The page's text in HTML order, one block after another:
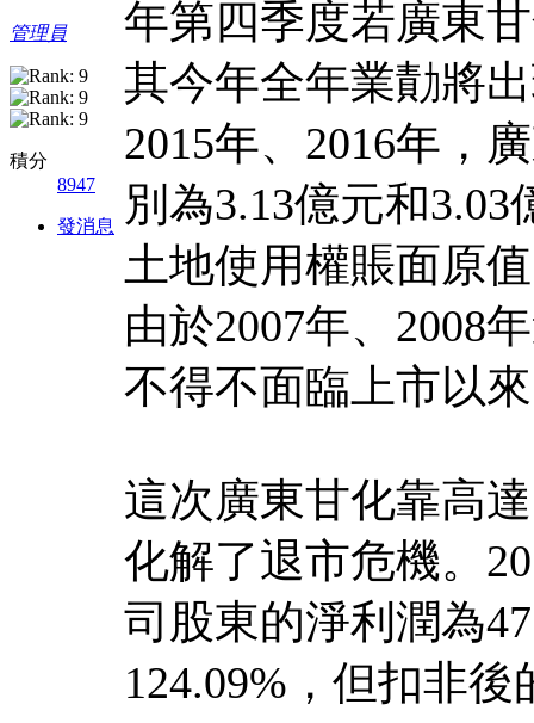
管理員
積分
8947
發消息
年第四季度若廣東
其今年全年業勣將
2015年、2016年，
別為3.13億元和
土地使用權賬面原
由於2007年、2008
不得不面臨上市以
這次廣東甘化靠高
化解了退市危機。
司股東的淨利潤為
124.09%，但扣非